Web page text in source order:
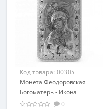
Код товара: 00305
Монета Феодоровская
Богоматерь - Икона
серебро 31.10 гр -
0